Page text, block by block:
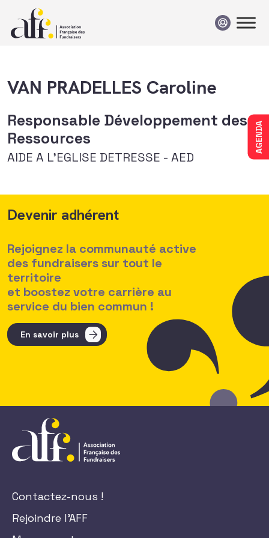
AGENDA
VAN PRADELLES Caroline
Responsable Développement des
Ressources
AIDE A L'EGLISE DETRESSE - AED
Devenir adhérent
Rejoignez la communauté active
des fundraisers sur tout le
territoire
et boostez votre carrière au
service du bien commun !
En savoir plus
Contactez-nous !
Rejoindre l'AFF